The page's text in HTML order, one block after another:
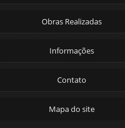
Obras Realizadas
Informações
Contato
Mapa do site